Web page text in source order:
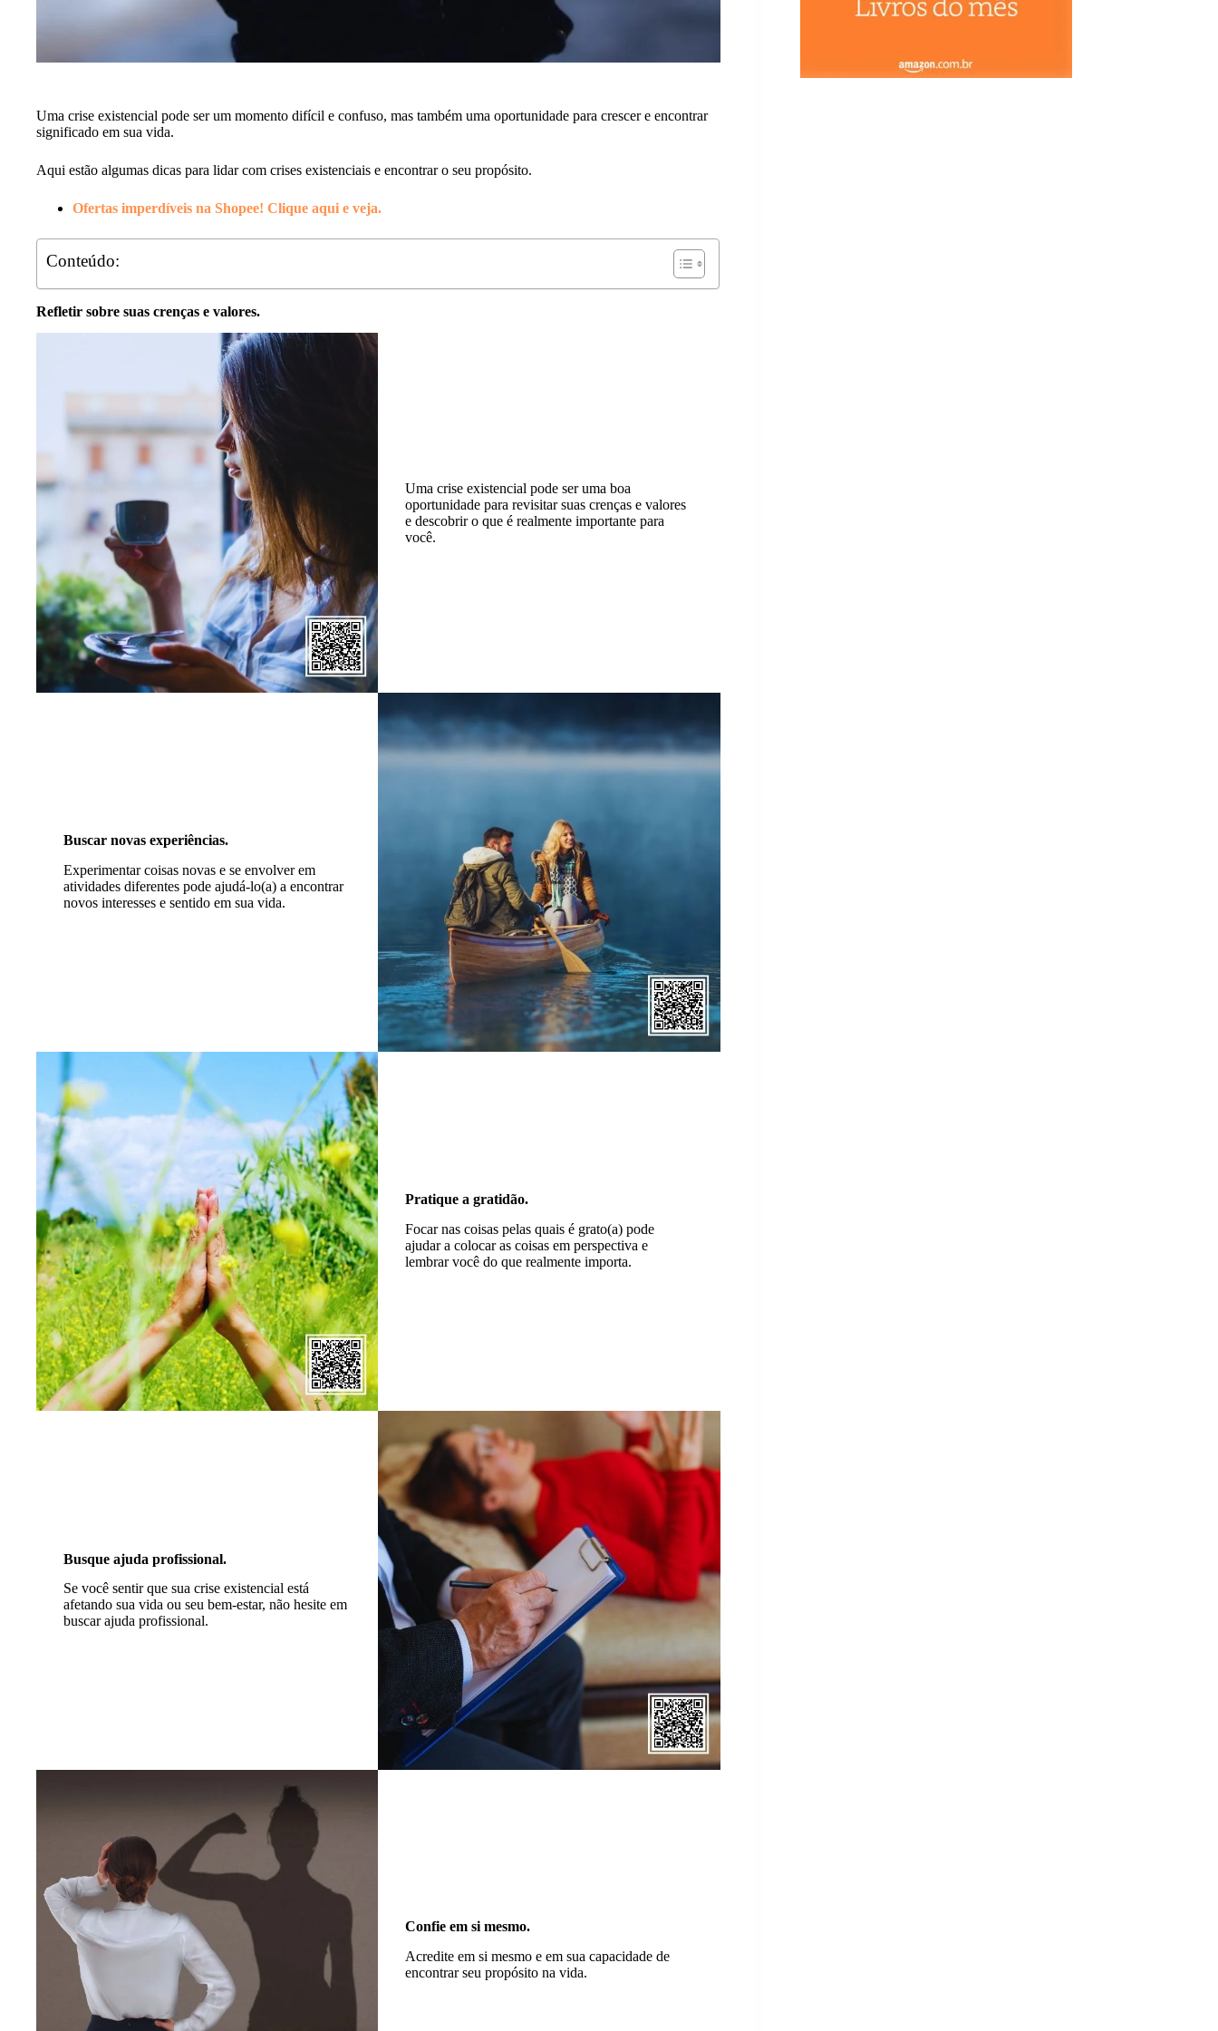
Uma crise existencial pode ser um momento difícil e confuso, mas também uma oportunidade para crescer e encontrar
significado em sua vida.
Aqui estão algumas dicas para lidar com crises existenciais e encontrar o seu propósito.
Ofertas imperdíveis na Shopee! Clique aqui e veja.
Conteúdo:
Refletir sobre suas crenças e valores.
Uma crise existencial pode ser uma boa
oportunidade para revisitar suas crenças e valores
e descobrir o que é realmente importante para
você.
Buscar novas experiências.
Experimentar coisas novas e se envolver em
atividades diferentes pode ajudá-lo(a) a encontrar
novos interesses e sentido em sua vida.
Pratique a gratidão.
Focar nas coisas pelas quais é grato(a) pode
ajudar a colocar as coisas em perspectiva e
lembrar você do que realmente importa.
Busque ajuda profissional.
Se você sentir que sua crise existencial está
afetando sua vida ou seu bem-estar, não hesite em
buscar ajuda profissional.
Confie em si mesmo.
Acredite em si mesmo e em sua capacidade de
encontrar seu propósito na vida.